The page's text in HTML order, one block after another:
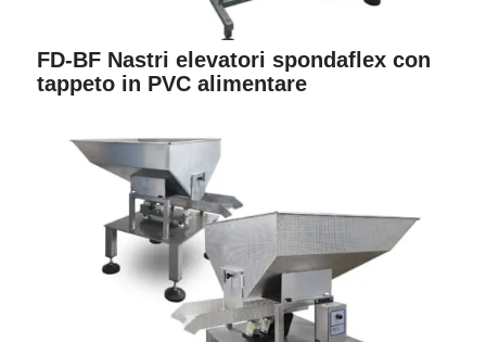
FD-BF Nastri elevatori spondaflex con
tappeto in PVC alimentare